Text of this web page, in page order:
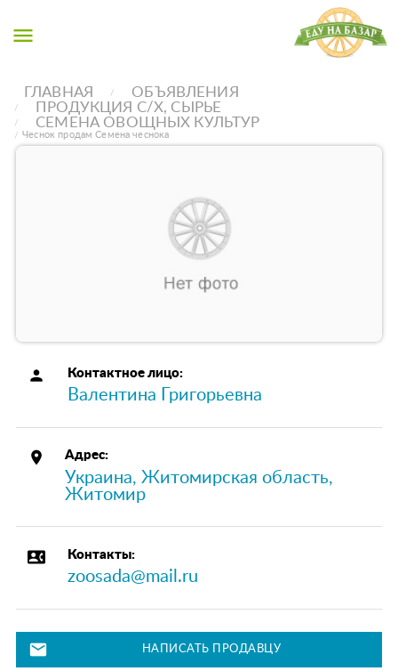
menu
ГЛАВНАЯ
ОБЪЯВЛЕНИЯ
ПРОДУКЦИЯ С/Х, СЫРЬЕ
СЕМЕНА ОВОЩНЫХ КУЛЬТУР
Чеснок продам Семена чеснока
person Контактное лицо:
Валентина Григорьевна
place Адрес:
Украина, Житомирская область,
Житомир
contact_phone Контакты:
zoosada@mail.ru
mail НАПИСАТЬ ПРОДАВЦУ